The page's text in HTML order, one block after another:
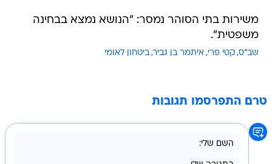
משירות בתי הסוהר נמסר: "הנושא נמצא בבחינה
משפטית".
שב"ס קטי פרי איתמר בן גביר ביטחון לאומי
טרם התפרסמו תגובות